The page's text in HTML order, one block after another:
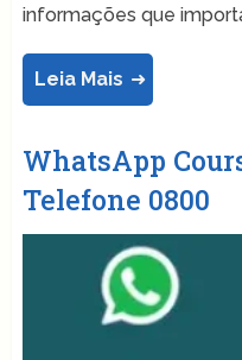
informações que
Leia Mais
WhatsApp
Telefone 0800